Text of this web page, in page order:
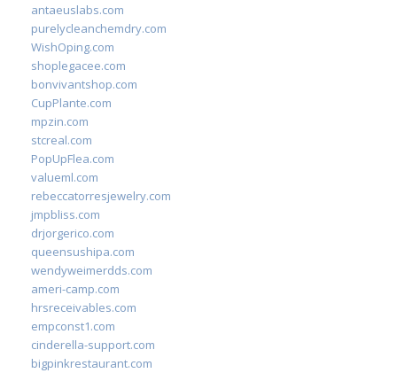
antaeuslabs.com
purelycleanchemdry.com
WishOping.com
shoplegacee.com
bonvivantshop.com
CupPlante.com
mpzin.com
stcreal.com
PopUpFlea.com
valueml.com
rebeccatorresjewelry.com
jmpbliss.com
drjorgerico.com
queensushipa.com
wendyweimerdds.com
ameri-camp.com
hrsreceivables.com
empconst1.com
cinderella-support.com
bigpinkrestaurant.com